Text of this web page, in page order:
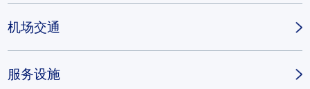
机场交通
服务设施